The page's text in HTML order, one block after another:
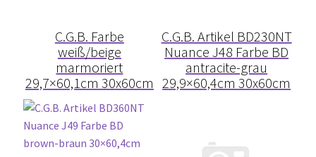
Abriebgruppe
Abschlussprofile
Ardex
Ausblühungen / Verfärbungen
C.G.B. Farbe
weiß/beige
marmoriert
29,7×60,1cm 30x60cm
C.G.B. Artikel BD230NT
Nuance J48 Farbe BD
antracite-grau
29,9×60,4cm 30x60cm